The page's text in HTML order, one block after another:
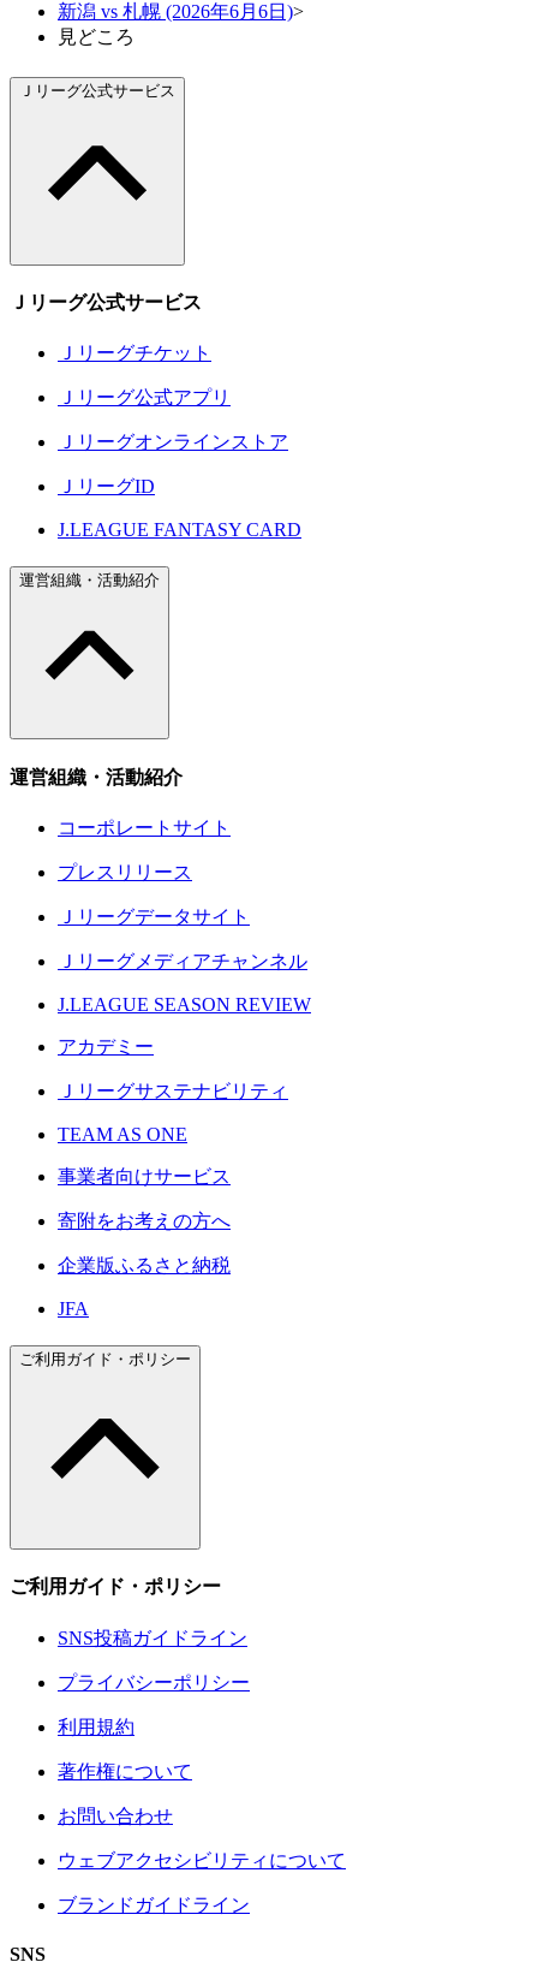
新潟 vs 札幌 (2026年6月6日)>
見どころ
Ｊリーグ公式サービス
Ｊリーグ公式サービス
Ｊリーグチケット
Ｊリーグ公式アプリ
Ｊリーグオンラインストア
ＪリーグID
J.LEAGUE FANTASY CARD
運営組織・活動紹介
運営組織・活動紹介
コーポレートサイト
プレスリリース
Ｊリーグデータサイト
Ｊリーグメディアチャンネル
J.LEAGUE SEASON REVIEW
アカデミー
Ｊリーグサステナビリティ
TEAM AS ONE
事業者向けサービス
寄附をお考えの方へ
企業版ふるさと納税
JFA
ご利用ガイド・ポリシー
ご利用ガイド・ポリシー
SNS投稿ガイドライン
プライバシーポリシー
利用規約
著作権について
お問い合わせ
ウェブアクセシビリティについて
ブランドガイドライン
SNS